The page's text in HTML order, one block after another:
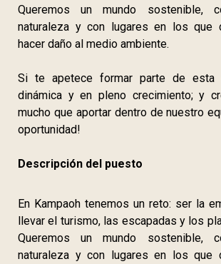
Queremos un mundo sostenible,
naturaleza y con lugares en los que
hacer daño al medio ambiente.
Si te apetece formar parte de esta
dinámica y en pleno crecimiento; y
mucho que aportar dentro de nuestro
oportunidad!
Descripción del puesto
En Kampaoh tenemos un reto: ser la
llevar el turismo, las escapadas y los
Queremos un mundo sostenible,
naturaleza y con lugares en los que